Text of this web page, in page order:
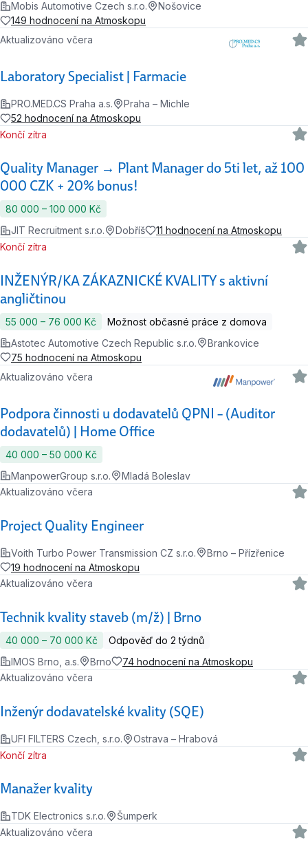
Mobis Automotive Czech s.r.o.
Nošovice
149 hodnocení na Atmoskopu
Laboratory Specialist | Farmacie
Aktualizováno včera
PRO.MED.CS Praha a.s.
Praha – Michle
52 hodnocení na Atmoskopu
Quality Manager → Plant Manager do 5ti let, až 100
000 CZK + 20% bonus!
Končí zítra
80 000 ‍–‍ 100 000 Kč
JIT Recruitment s.r.o.
Dobříš 11 hodnocení na Atmoskopu
INŽENÝR/KA ZÁKAZNICKÉ KVALITY s aktivní
angličtinou
Končí zítra
55 000 ‍–‍ 76 000 Kč
Možnost občasné práce z domova
Astotec Automotive Czech Republic s.r.o.
Brankovice
75 hodnocení na Atmoskopu
Podpora činnosti u dodavatelů QPNI – (Auditor
dodavatelů) | Home Office
Aktualizováno včera
40 000 ‍–‍ 50 000 Kč
ManpowerGroup s.r.o.
Mladá Boleslav
Project Quality Engineer
Aktualizováno včera
Voith Turbo Power Transmission CZ s.r.o.
Brno – Přízřenice
19 hodnocení na Atmoskopu
Technik kvality staveb (m/ž) | Brno
Aktualizováno včera
40 000 ‍–‍ 70 000 Kč
Odpověď do 2 týdnů
IMOS Brno, a.s.
Brno 74 hodnocení na Atmoskopu
Inženýr dodavatelské kvality (SQE)
Aktualizováno včera
UFI FILTERS Czech, s.r.o. Ostrava – Hrabová
Manažer kvality
Končí zítra
TDK Electronics s.r.o. Šumperk
Aktualizováno včera